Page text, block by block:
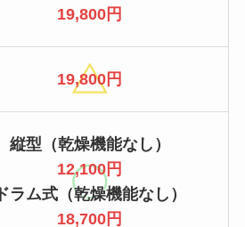
19,800円
19,800円
縦型（乾燥機能なし）
12,100円
ドラム式（乾燥機能なし）
18,700円